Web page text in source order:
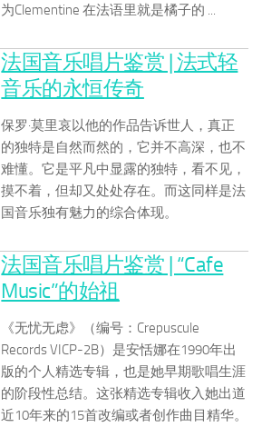
为Clementine 在法语里就是橘子的 ...
法国音乐唱片鉴赏 | 法式轻
音乐的永恒传奇
保罗·莫里哀以他的作品告诉世人，真正
的独特是自然而然的，它并不高深，也不
难懂。它是平凡中显露的独特，看不见，
摸不着，但却又处处存在。而这同样是法
国音乐独有魅力的综合体现。
法国音乐唱片鉴赏 | “Cafe
Music”的始祖
《无忧无虑》（编号：Crepuscule
Records VICP-2B）是安恬娜在1990年出
版的个人精选专辑，也是她早期歌唱生涯
的阶段性总结。这张精选专辑收入她出道
近10年来的15首改编或者创作曲目精华。